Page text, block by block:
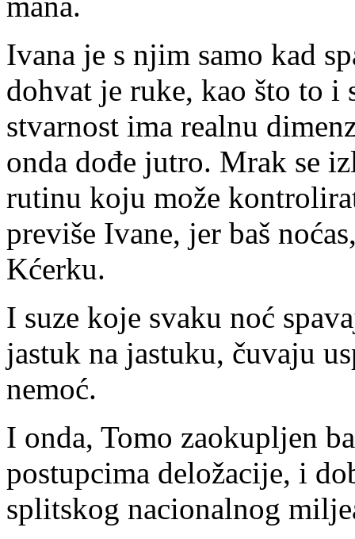
Ivana je s njim samo kad
dohvat je ruke, kao što to i
stvarnost ima realnu
onda dođe jutro. Mrak se
rutinu koju može
previše Ivane, jer baš
Kćerku.
I suze koje svaku noć
jastuk na jastuku, čuvaju
nemoć.
I onda, Tomo zaokupljen
postupcima deložacije, i
splitskog nacionalnog